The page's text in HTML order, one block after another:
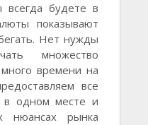
будете в
показывают
Нет нужды
множество
времени на
все
в одном месте и
нюансах рынка